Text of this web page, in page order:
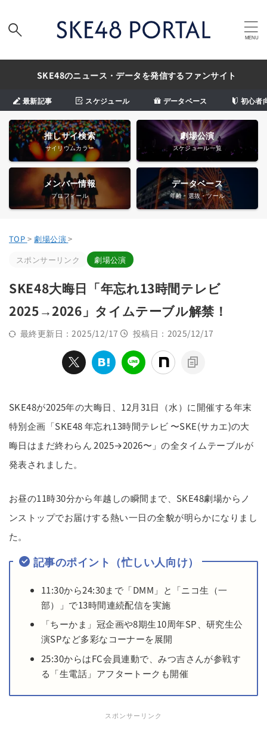
SKE48のニュース・データを発信するファンサイト
最新記事 スケジュール データベース 初心者
推しサイ検索
サイリウムカラー
劇場公演
スケジュール一覧
メンバー情報
プロフィール
データベース
年齢・選抜・ツール
TOP > 劇場公演>
スポンサーリンク
劇場公演
SKE48大晦日「年忘れ13時間テレビ
2025→2026」タイムテーブル解禁！
最終更新日：2025/12/17 投稿日：2025/12/17
SKE48が2025年の大晦日、12月31日（水）に開催する年末
特別企画「SKE48 年忘れ13時間テレビ 〜SKE(サカエ)の大
晦日はまだ終わらん 2025→2026〜」の全タイムテーブルが
発表されました。
お昼の11時30分から年越しの瞬間まで、SKE48劇場からノ
ンストップでお届けする熱い一日の全貌が明らかになりまし
た。
記事のポイント（忙しい人向け）
11:30から24:30まで「DMM」と「ニコ生（一
部）」で13時間連続配信を実施
「ちーかま」冠企画や8期生10周年SP、研究生公
演SPなど多彩なコーナーを展開
25:30からはFC会員連動で、みつ吉さんが参戦す
る「生電話」アフタートークも開催
スポンサーリンク